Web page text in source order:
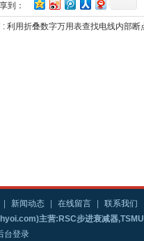
到：
: 利用折叠数字万用表查找电线内部断
新闻动态 在线留言 联系我们
主营:RSC步进衰减器
台登录